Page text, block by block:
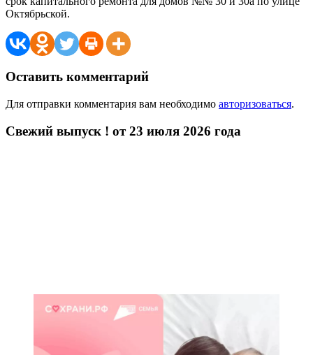
Октябрьской.
Оставить комментарий
Для отправки комментария вам необходимо авторизоваться.
Свежий выпуск ! от 23 июля 2026 года